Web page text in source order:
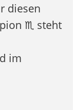
diesen
♏ steht
im